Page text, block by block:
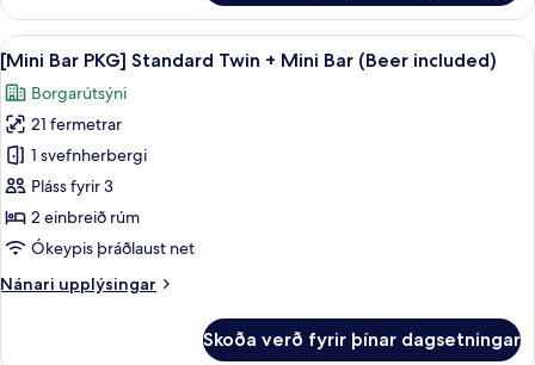
(Beer
included)
Bar
PKG]
Standard
Double
+
Mini
Bar
(Beer
included)
Skoða
allar
myndir
fyrir
[Mini
Bar
PKG]
Standard
+
Rúmföt af bestu gerð, dúnsængur,
8
[Mini Bar PKG] Standard Twin + Mini Bar (Beer included)
Borgarútsýni
21 fermetrar
1 svefnherbergi
Pláss fyrir 3
2 einbreið rúm
Ókeypis þráðlaust net
Nánari upplýsingar
Nánari
Skoða verð fyrir þínar dagsetningar